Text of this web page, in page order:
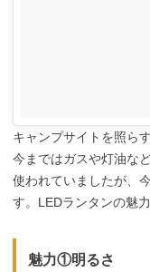
キャンプサイトを照ら
今まではガスや灯油な
使われていましたが、
す。LEDランタンの魅
魅力①明るさ